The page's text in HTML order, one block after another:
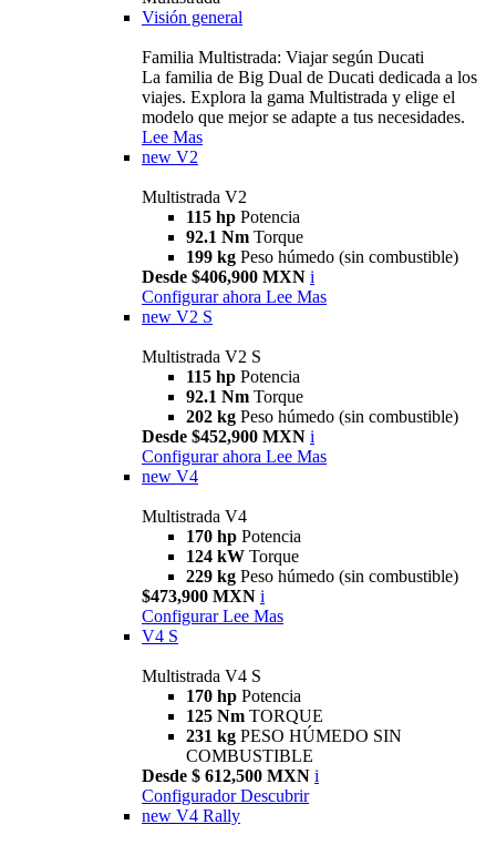
Visión general
Familia Multistrada: Viajar según Ducati
La familia de Big Dual de Ducati dedicada a los
viajes. Explora la gama Multistrada y elige el
modelo que mejor se adapte a tus necesidades.
Lee Mas
new V2
Multistrada V2
115 hp Potencia
92.1 Nm Torque
199 kg Peso húmedo (sin combustible)
Desde $406,900 MXN i
Configurar ahora Lee Mas
new V2 S
Multistrada V2 S
115 hp Potencia
92.1 Nm Torque
202 kg Peso húmedo (sin combustible)
Desde $452,900 MXN i
Configurar ahora Lee Mas
new V4
Multistrada V4
170 hp Potencia
124 kW Torque
229 kg Peso húmedo (sin combustible)
$473,900 MXN i
Configurar Lee Mas
V4 S
Multistrada V4 S
170 hp Potencia
125 Nm TORQUE
231 kg PESO HÚMEDO SIN
COMBUSTIBLE
Desde $ 612,500 MXN i
Configurador Descubrir
new V4 Rally